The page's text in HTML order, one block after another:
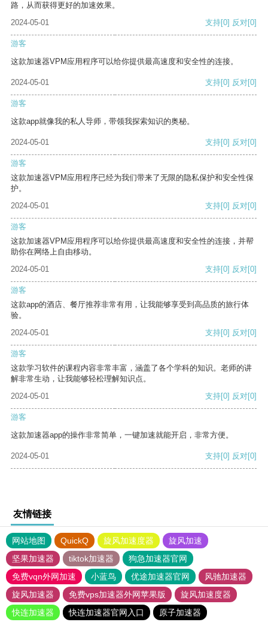
路，从而获得更好的加速效果。
2024-05-01
支持[0] 反对[0]
游客
这款加速器VPM应用程序可以给你提供最高速度和安全性的连接。
2024-05-01 支持[0] 反对[0]
游客
这款app就像我的私人导师，带领我探索知识的奥秘。
2024-05-01 支持[0] 反对[0]
游客
这款加速器VPM应用程序已经为我们带来了无限的隐私保护和安全性保
护。
2024-05-01
支持[0] 反对[0]
游客
这款加速器VPM应用程序可以给你提供最高速度和安全性的连接，并帮
助你在网络上自由移动。
2024-05-01
支持[0] 反对[0]
游客
这款app的酒店、餐厅推荐非常有用，让我能够享受到高品质的旅行体
验。
2024-05-01
支持[0] 反对[0]
游客
这款学习软件的课程内容非常丰富，涵盖了各个学科的知识。老师的讲
解非常生动，让我能够轻松理解知识点。
2024-05-01
支持[0] 反对[0]
游客
这款加速器app的操作非常简单，一键加速就能开启，非常方便。
2024-05-01 支持[0] 反对[0]
友情链接
网站地图 QuickQ 旋风加速度器
旋风加速
坚果加速器
tiktok加速器
狗急加速器官网
免费vqn外网加速
小蓝鸟 优途加速器官网
风驰加速器
旋风加速器
免费vps加速器外网苹果版
旋风加速度器
快连加速器
快连加速器官网入口 原子加速器